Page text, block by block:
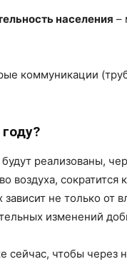
населения –
коммуникации
реализованы,
воздуха, сократится
не только от
изменений
сейчас, чтобы через